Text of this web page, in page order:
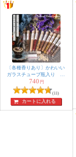
〔各種香りあり〕かわいい
ガラスチューブ瓶入り 樹
脂香 ハーブ香 レジンイ
ンセンス 自然由来の豊か
な香り オラクルカードな
どのスマッジングにも
740 円
(11)
カートに入れる